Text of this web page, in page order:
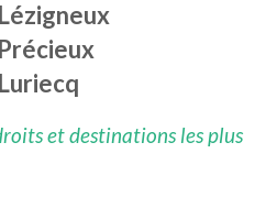
Lézigneux
Précieux
Luriecq
et destinations les plus